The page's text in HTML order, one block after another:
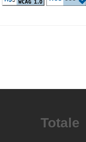
Totale